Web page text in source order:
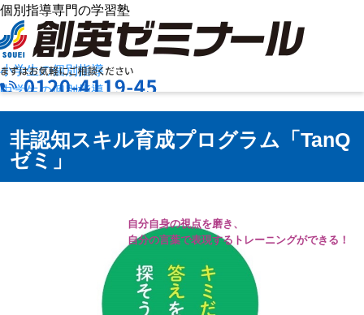
個別指導専門の学習塾
資料請求
小学生の個別指導
中学生の個別指導
高校生の個別指導
創英ゼミナールの特長
授業料を知りたい
教室検索
非認知スキル育成プログラム「TanQ
ゼミ」
自分自身の視点を磨き、
自分の言葉で表現するトレーニングができる！